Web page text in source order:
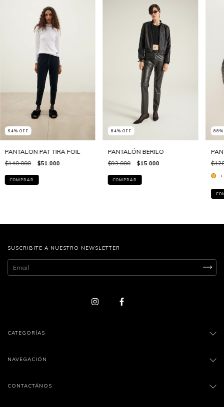
64% OFF
PANTALON PAT TIRA FOIL
$140.000 $51.000
COMPRAR
84% OFF
PANTALÓN BERILO
$93.000 $15.000
COMPRAR
88
SUSCRIBITE A NUESTRO NEWSLETTER
CATEGORÍAS
NAVEGACIÓN
CONTACTÁNOS